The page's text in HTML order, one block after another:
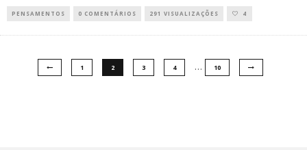
PENSAMENTOS 0 COMENTÁRIOS 291 VISUALIZAÇÕES 4
1 2 3 4 … 10